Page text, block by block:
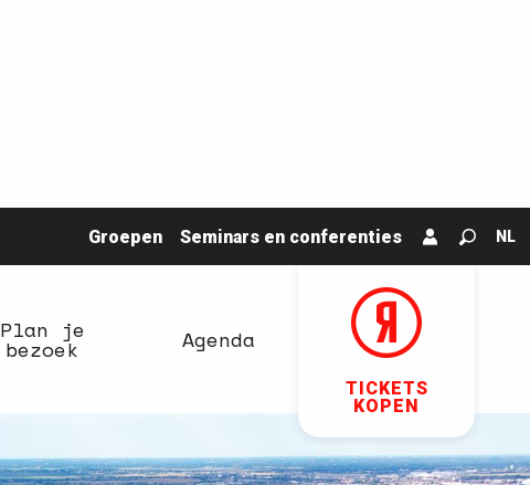
Groepen Seminars en conferenties
Zoek
NL
TICKETS
KOPEN
Plan je
bezoek Agenda